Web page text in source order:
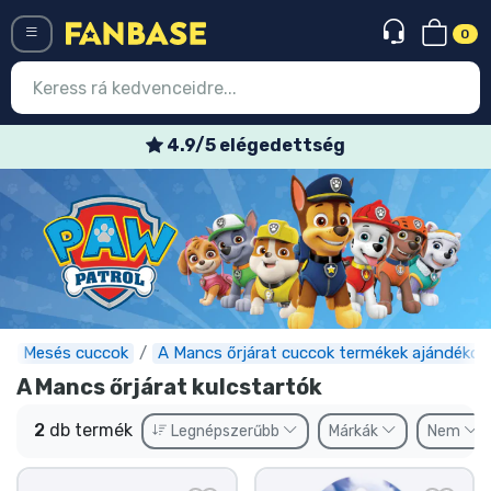
0
4.9/5 elégedettség
Mesés cuccok A Mancs őrjárat cuccok termékek ajándékok
A Mancs őrjárat kulcstartók
2 db termék Legnépszerűbb Márkák Nem
Belépés Regisztráció
Legújabb cuccok
Akciós ajánlatok
Express szállítás
Előrendelhető cuccok
Outlet cuccok